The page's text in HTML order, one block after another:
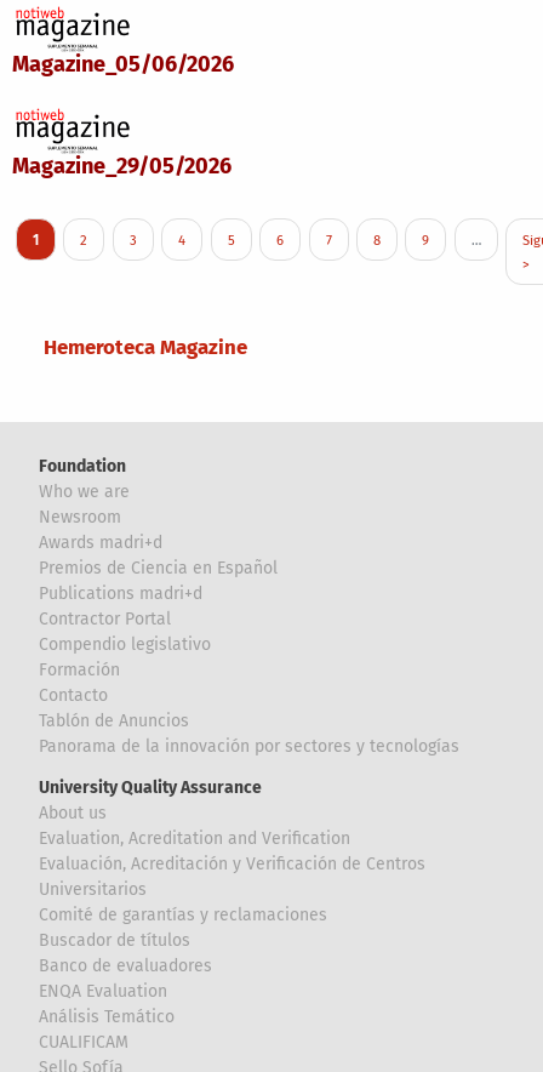
Main menu
Hemeroteca Magazine
Magazine_05/06/2026
Magazine_29/05/2026
Pagination
Current page
1 Page
2 Page
3 Page
4 Page
5 Page
6 Page
7 Page
8 Page
9 …
>
Foundation
Who we are
Newsroom
Awards madri+d
Premios de Ciencia en Español
Publications madri+d
Contractor Portal
Compendio legislativo
Formación
Contacto
Tablón de Anuncios
Panorama de la innovación por sectores y tecnologías
University Quality Assurance
About us
Evaluation, Acreditation and Verification
Evaluación, Acreditación y Verificación de Centros
Universitarios
Comité de garantías y reclamaciones
Buscador de títulos
Banco de evaluadores
ENQA Evaluation
Análisis Temático
CUALIFICAM